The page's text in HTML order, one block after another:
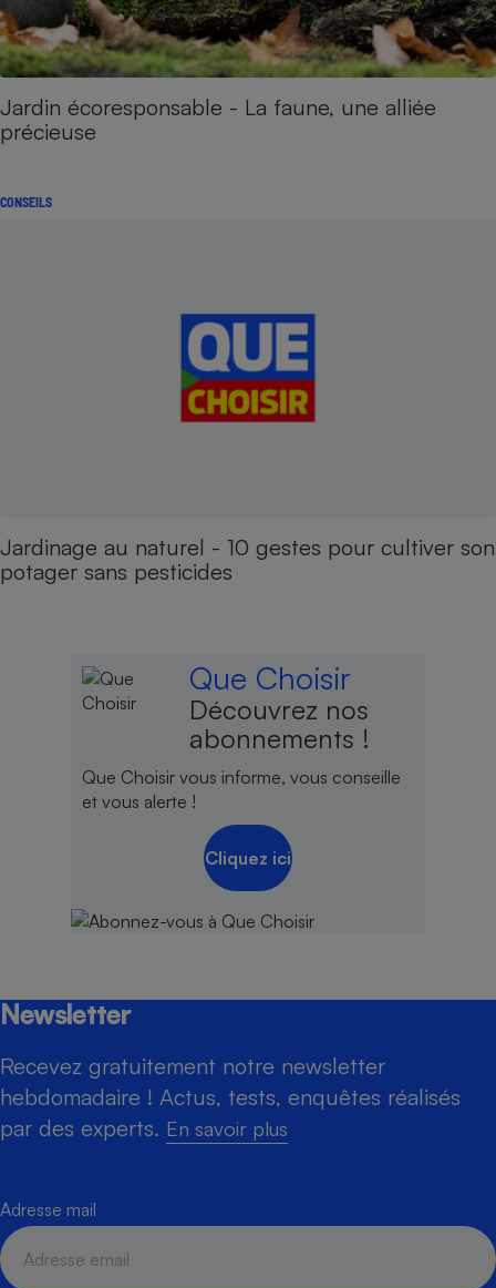
Jardin écoresponsable - La faune, une alliée
précieuse
CONSEILS
Jardinage au naturel - 10 gestes pour cultiver son
potager sans pesticides
Que Choisir
Découvrez nos
abonnements !
Que Choisir vous informe, vous conseille
et vous alerte !
Cliquez ici
Newsletter
Recevez gratuitement notre newsletter
hebdomadaire ! Actus, tests, enquêtes réalisés
par des experts. En savoir plus
Adresse mail